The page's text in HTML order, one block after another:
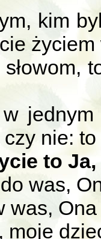
kim
nie:
to Ja,
was,
Ona
moje